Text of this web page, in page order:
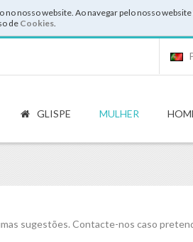
nosso website. Ao navegar pelo nosso
deCookies.
GLISPE MULHER
sugestões. Contacte-nos caso